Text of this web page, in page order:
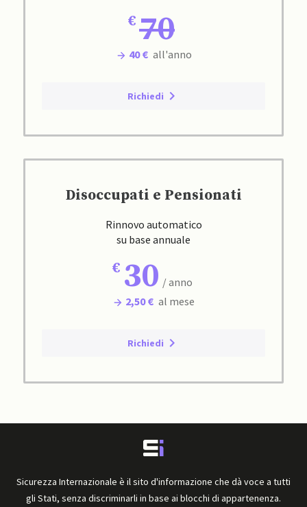
70
40 € all'anno
Richiedi
Disoccupati e Pensionati
Rinnovo automatico
su base annuale
30 / anno
2,50 € al mese
Richiedi
Sicurezza Internazionale è il sito d'informazione che dà voce a tutti
gli Stati, senza discriminarli in base ai blocchi di appartenenza.